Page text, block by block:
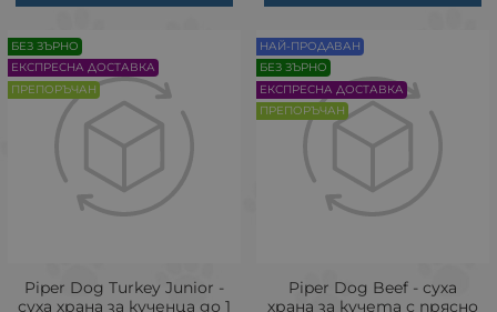
Piper Dog Turkey Junior -
суха храна за кученца до 1
БЕЗ ЗЪРНО
ЕКСПРЕСНА ДОСТАВКА
ПРЕПОРЪЧАН
Piper Dog Beef - суха
храна за кучета с прясно
НАЙ-ПРОДAВАН
БЕЗ ЗЪРНО
ЕКСПРЕСНА ДОСТАВКА
ПРЕПОРЪЧАН